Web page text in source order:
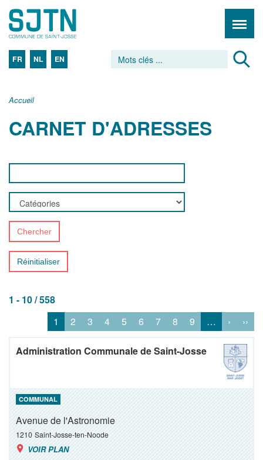
FR NL EN
Accueil
CARNET D'ADRESSES
Chercher
Réinitialiser
1 - 10 / 558
1
2 3 4 5 6 7 8 9 … › ››
Administration Communale de Saint-Josse
COMMUNAL
Avenue de l'Astronomie
1210 Saint-Josse-ten-Noode
VOIR PLAN